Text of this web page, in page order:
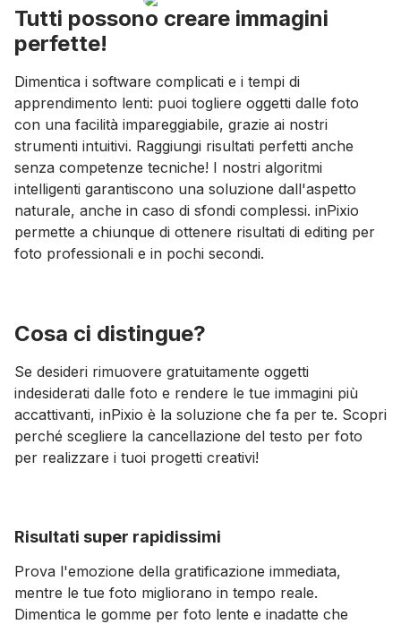
Tutti possono creare immagini
perfette!
Dimentica i software complicati e i tempi di
apprendimento lenti: puoi togliere oggetti dalle foto
con una facilità impareggiabile, grazie ai nostri
strumenti intuitivi. Raggiungi risultati perfetti anche
senza competenze tecniche! I nostri algoritmi
intelligenti garantiscono una soluzione dall'aspetto
naturale, anche in caso di sfondi complessi. inPixio
permette a chiunque di ottenere risultati di editing per
foto professionali e in pochi secondi.
Cosa ci distingue?
Se desideri rimuovere gratuitamente oggetti
indesiderati dalle foto e rendere le tue immagini più
accattivanti, inPixio è la soluzione che fa per te. Scopri
perché scegliere la cancellazione del testo per foto
per realizzare i tuoi progetti creativi!
Risultati super rapidissimi
Prova l'emozione della gratificazione immediata,
mentre le tue foto migliorano in tempo reale.
Dimentica le gomme per foto lente e inadatte che